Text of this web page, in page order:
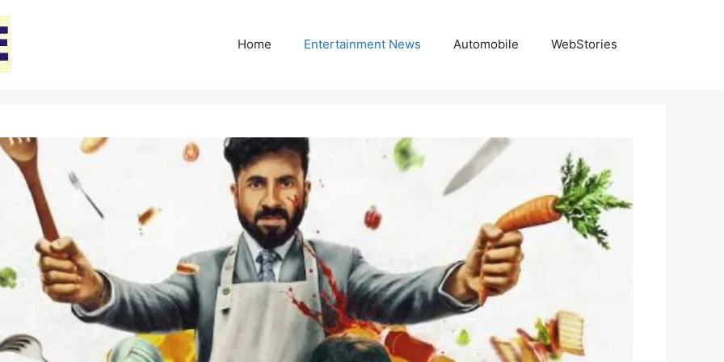
Home Entertainment News Automobile WebStories